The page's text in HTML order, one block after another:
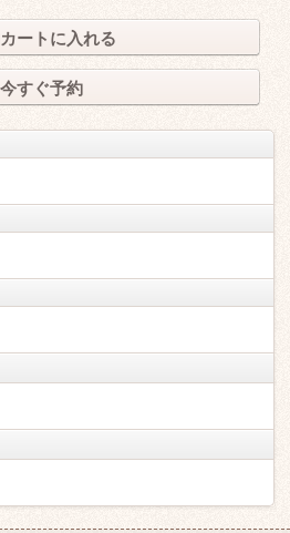
ートに入れる
今すぐ予約